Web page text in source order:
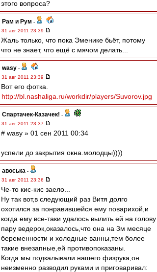
этого вопроса?
Рам и Рум -
31 авг 2011 23:39
Жаль только, что пока Эменике бьёт, потому
что не знает, что ещё с мячом делать...
wasy -
31 авг 2011 23:39
Вот его фотка.
http://bl.nashaliga.ru/workdir/players/Suvorov.jpg
Спартачек-Казачек! -
31 авг 2011 23:37
# wasy » 01 сен 2011 00:34
успели до закрытия окна.молодцы))))
авоська -
31 авг 2011 23:36
Че-то кис-кис заело...
Ну так вот,в следующий раз Витя долго
охотился за понравившейся ему поварихой,и
когда ему все-таки удалось вылить ей на голову
пару ведерок,оказалось,что она на 3м месяце
беременности и холодные ванны,тем более
такие внезапные,ей противопоказаны.
Когда мы подкалывали нашего физрука,он
неизменно разводил руками и приговаривал: